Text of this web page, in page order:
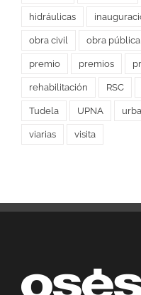
hidráulicas
obra civil obra pública
premio premios
rehabilitación RSC
Tudela UPNA
viarias visita